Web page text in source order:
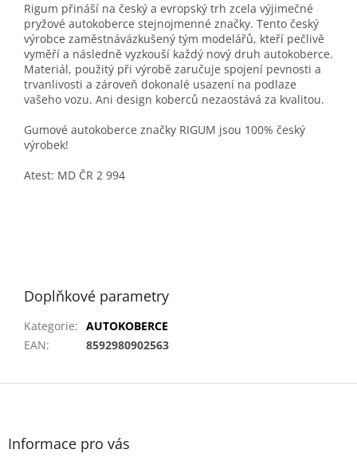
Rigum přináší na český a evropský trh zcela výjimečné
pryžové autokoberce stejnojmenné značky. Tento český
výrobce zaměstnávázkušený tým modelářů, kteří pečlivě
vyměří a následně vyzkouší každý nový druh autokoberce.
Materiál, použitý při výrobě zaručuje spojení pevnosti a
trvanlivosti a zároveň dokonalé usazení na podlaze
vašeho vozu. Ani design koberců nezaostává za kvalitou.
Gumové autokoberce značky RIGUM jsou 100% český
výrobek!
Atest: MD ČR 2 994
Doplňkové parametry
Kategorie: AUTOKOBERCE
EAN: 8592980902563
Z
Informace pro vás